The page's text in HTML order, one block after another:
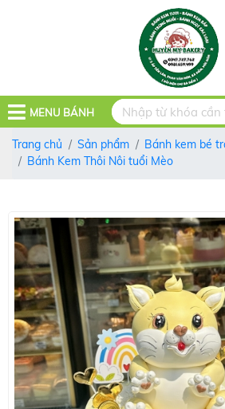
MENU BÁNH
Trang chủ Sản phẩm
Bánh kem bé
Bánh Kem Thôi Nôi tuổi Mèo